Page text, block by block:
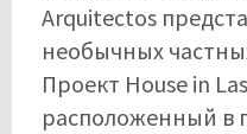
Arquitectos
необычных
Проект House in
расположенный в